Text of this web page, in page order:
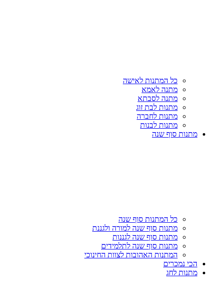
כל המתנות לאישה
מתנה לאמא
מתנה לסבתא
מתנות לבת זוג
מתנות לחברה
מתנות לבנות
מתנות סוף שנה
כל המתנות סוף שנה
מתנות סוף שנה למורה ולגננת
מתנות סוף שנה לגננות
מתנות סוף שנה לתלמידים
המתנות האהובות לצוות החינוכי
הכי נמכרים
מתנות לחג